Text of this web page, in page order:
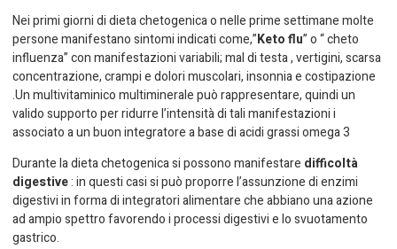
Nei primi giorni di dieta chetogenica o nelle prime settimane molte
persone manifestano sintomi indicati come,”Keto flu” o “ cheto
influenza” con manifestazioni variabili; mal di testa , vertigini, scarsa
concentrazione, crampi e dolori muscolari, insonnia e costipazione
.Un multivitaminico multiminerale può rappresentare, quindi un
valido supporto per ridurre l’intensità di tali manifestazioni i
associato a un buon integratore a base di acidi grassi omega 3
Durante la dieta chetogenica si possono manifestare difficoltà
digestive: in questi casi si può proporre l’assunzione di enzimi
digestivi in forma di integratori alimentare che abbiano una azione
ad ampio spettro favorendo i processi digestivi e lo svuotamento
gastrico.